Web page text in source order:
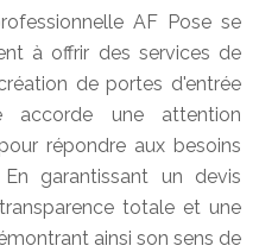
AF Pose se
à offrir des services de
de portes d'entrée
une attention
répondre aux besoins
garantissant un devis
totale et une
ainsi son sens de